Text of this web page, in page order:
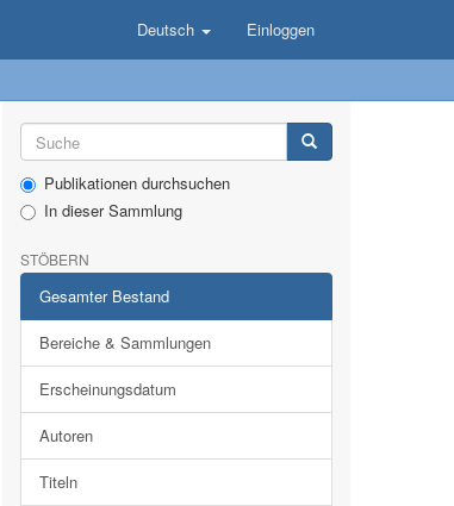
Deutsch Einloggen
Publikationen durchsuchen
In dieser Sammlung
STÖBERN
Gesamter Bestand
Bereiche & Sammlungen
Erscheinungsdatum
Autoren
Titeln